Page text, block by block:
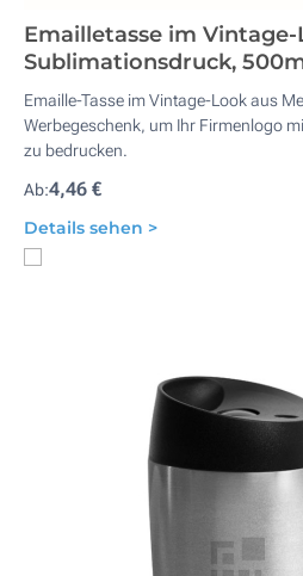
Emailletasse im
Sublimationsdruck,
Emaille-Tasse im Vintage-Look aus
Werbegeschenk, um Ihr Firmenlogo
zu bedrucken.
Ab:4,46 €
Details sehen >